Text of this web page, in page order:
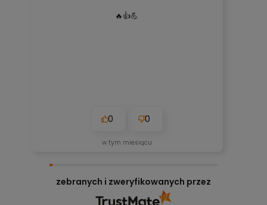
🔥👍️💪
0 0
w tym miesiącu
zebranych i zweryfikowanych przez